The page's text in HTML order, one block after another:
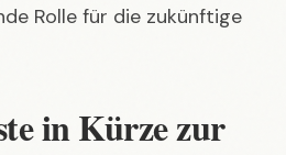
Rolle für die zukünftige
in Kürze zur